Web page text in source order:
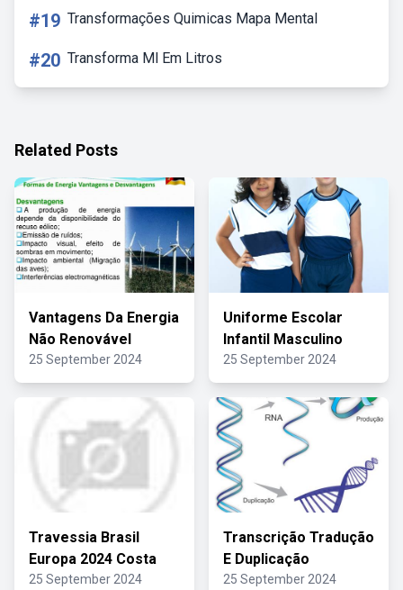
#19 Transformações Quimicas Mapa Mental
#20 Transforma Ml Em Litros
Related Posts
Vantagens Da Energia
Não Renovável
25 September 2024
Uniforme Escolar
Infantil Masculino
25 September 2024
Travessia Brasil
Europa 2024 Costa
25 September 2024
Transcrição Tradução
E Duplicação
25 September 2024